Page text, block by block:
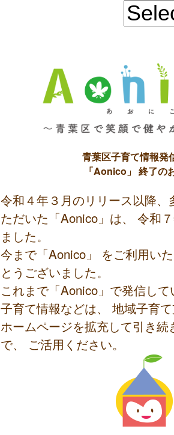
青葉区子育て情報発
「Aonico」 終了の
令和４年３月のリリース以降
ただいた「Aonico」は、 令和
ました。
今まで「Aonico」 をご利用い
とうございました。
これまで「Aonico」で発信し
子育て情報などは、 地域子育
ホームページを拡充して引き
で、 ご活用ください。